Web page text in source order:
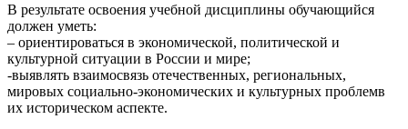
В результате освоения учебной дисциплины обучающийся
должен уметь:
– ориентироваться в экономической, политической и
культурной ситуации в России и мире;
-выявлять взаимосвязь отечественных, региональных,
мировых социально-экономических и культурных проблемв
их историческом аспекте.